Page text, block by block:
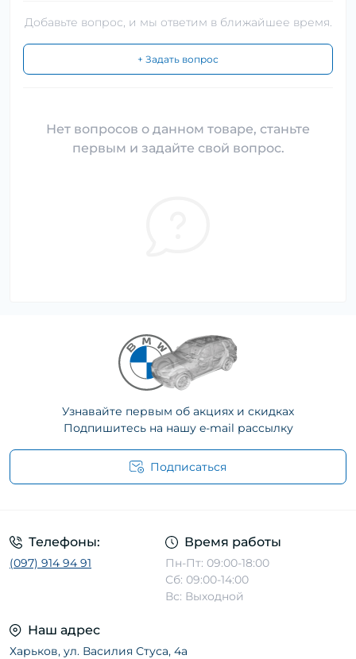
Добавьте вопрос, и мы ответим в ближайшее время.
+ Задать вопрос
Нет вопросов о данном товаре, станьте
первым и задайте свой вопрос.
Узнавайте первым об акциях и скидках
Подпишитесь на нашу e-mail рассылку
Подписаться
Телефоны:
(097) 914 94 91
Время работы
Пн-Пт: 09:00-18:00
Сб: 09:00-14:00
Вс: Выходной
Наш адрес
Харьков, ул. Василия Стуса, 4а